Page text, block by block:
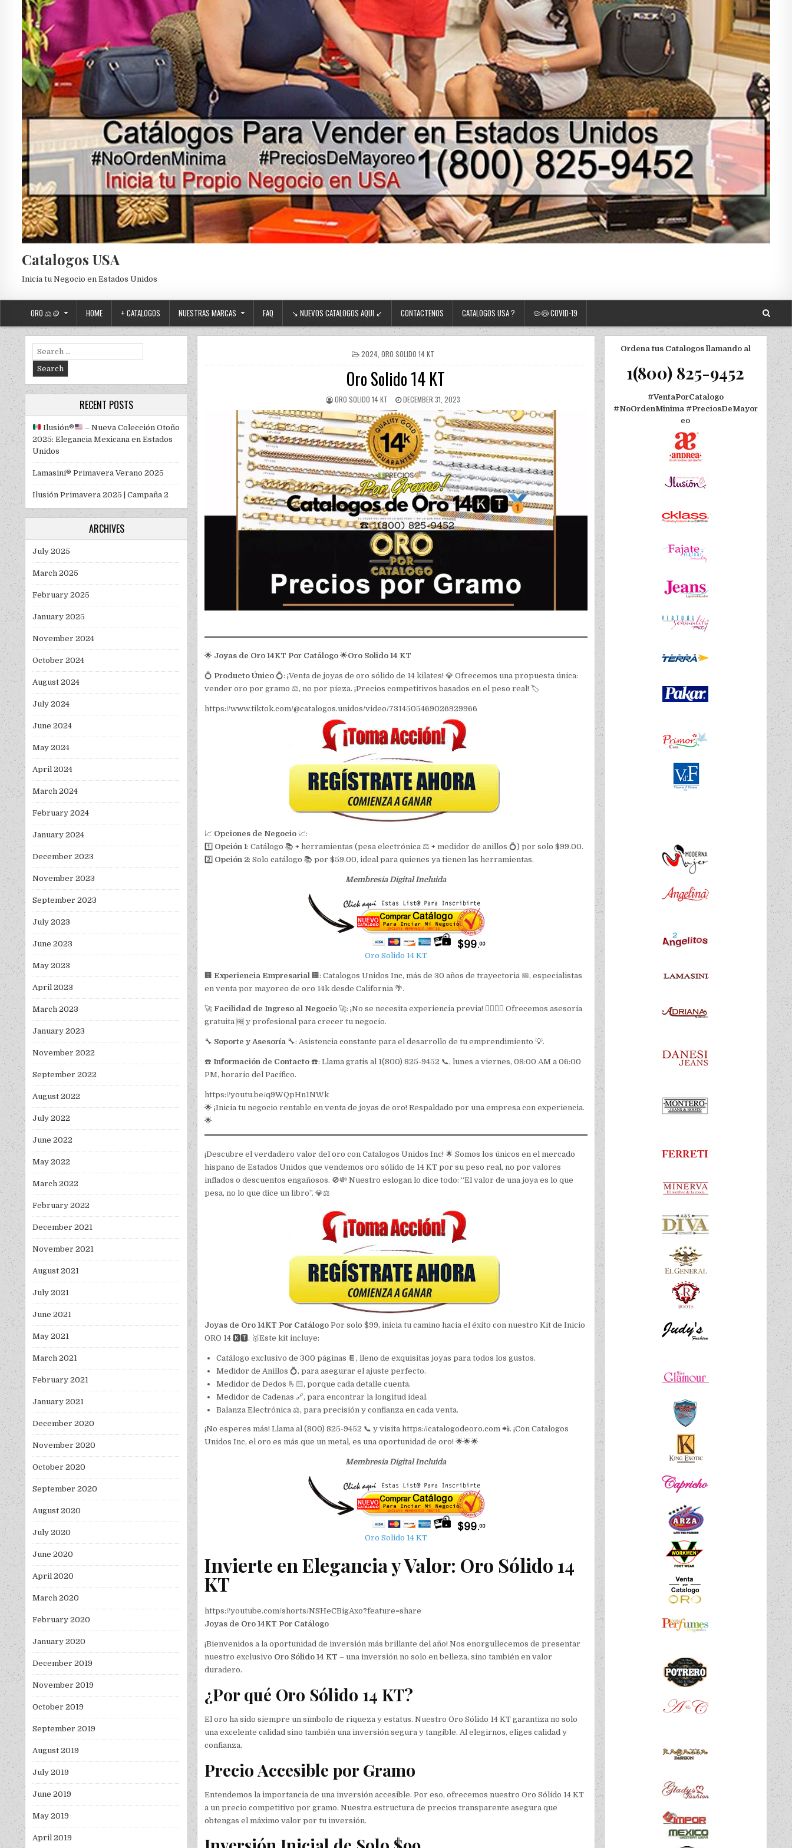
Catalogos USA
Inicia tu Negocio en Estados Unidos
ORO ⚖️🪙 HOME + CATALOGOS NUESTRAS MARCAS FAQ ↘ NUEVOS CATALOGOS AQUI ↙ CONTACTENOS CATALOGOS USA ? 🦠😷 COVID-19
POSTED IN
2024, ORO SOLIDO 14 KT
Oro Solido 14 KT
AUTHOR:
ORO SOLIDO 14 KT PUBLISHED DATE:
DECEMBER 31, 2023
🌟 Joyas de Oro 14KT Por Catálogo 🌟Oro Solido 14 KT
💍 Producto Único 💍: ¡Venta de joyas de oro sólido de 14 kilates! 💎 Ofrecemos una propuesta única:
vender oro por gramo ⚖️, no por pieza. ¡Precios competitivos basados en el peso real! 🏷️
https://www.tiktok.com/@catalogos.unidos/video/7314505469026929966
📈 Opciones de Negocio 📈:
1️⃣ Opción 1: Catálogo 📚 + herramientas (pesa electrónica ⚖️ + medidor de anillos 💍) por solo $99.00.
2️⃣ Opción 2: Solo catálogo 📚 por $59.00, ideal para quienes ya tienen las herramientas.
Membresia Digital Incluida
Oro Solido 14 KT
🏢Experiencia Empresarial 🏢: Catalogos Unidos Inc, más de 30 años de trayectoria 📅, especialistas
en venta por mayoreo de oro 14k desde California 🌴.
🚀Facilidad de Ingreso al Negocio 🚀: ¡No se necesita experiencia previa! 🙅‍♀️🙅‍♂️ Ofrecemos asesoría
gratuita 🆓 y profesional para crecer tu negocio.
🔧 Soporte y Asesoría 🔧: Asistencia constante para el desarrollo de tu emprendimiento 💡.
☎️Información de Contacto ☎️: Llama gratis al 1(800) 825-9452 📞, lunes a viernes, 08:00 AM a 06:00
PM, horario del Pacífico.
https://youtu.be/q9WQpHn1NWk
🌟 ¡Inicia tu negocio rentable en venta de joyas de oro! Respaldado por una empresa con experiencia.
🌟
¡Descubre el verdadero valor del oro con Catalogos Unidos Inc! 🌟 Somos los únicos en el mercado
hispano de Estados Unidos que vendemos oro sólido de 14 KT por su peso real, no por valores
inflados o descuentos engañosos. 🚫💸 Nuestro eslogan lo dice todo: “El valor de una joya es lo que
pesa, no lo que dice un libro”. 💎⚖️
Joyas de Oro 14KT Por Catálogo Por solo $99, inicia tu camino hacia el éxito con nuestro Kit de Inicio
ORO 14 🅺🆃. 🥇Este kit incluye:
Catálogo exclusivo de 300 páginas 📔, lleno de exquisitas joyas para todos los gustos.
Medidor de Anillos 💍, para asegurar el ajuste perfecto.
Medidor de Dedos 🫰🏻, porque cada detalle cuenta.
Medidor de Cadenas 🔗, para encontrar la longitud ideal.
Balanza Electrónica ⚖, para precisión y confianza en cada venta.
¡No esperes más! Llama al (800) 825-9452 📞 y visita https://catalogodeoro.com 📲. ¡Con Catalogos
Unidos Inc, el oro es más que un metal, es una oportunidad de oro! 🌟🌟🌟
Membresia Digital Incluida
Oro Solido 14 KT
Invierte en Elegancia y Valor: Oro Sólido 14
KT
https://youtube.com/shorts/NSHeCBigAxo?feature=share
Joyas de Oro 14KT Por Catálogo
¡Bienvenidos a la oportunidad de inversión más brillante del año! Nos enorgullecemos de presentar
nuestro exclusivo Oro Sólido 14 KT – una inversión no solo en belleza, sino también en valor
duradero.
¿Por qué Oro Sólido 14 KT?
El oro ha sido siempre un símbolo de riqueza y estatus. Nuestro Oro Sólido 14 KT garantiza no solo
una excelente calidad sino también una inversión segura y tangible. Al elegirnos, eliges calidad y
confianza.
Precio Accesible por Gramo
Entendemos la importancia de una inversión accesible. Por eso, ofrecemos nuestro Oro Sólido 14 KT
a un precio competitivo por gramo. Nuestra estructura de precios transparente asegura que
obtengas el máximo valor por tu inversión.
Search for:
RECENT POSTS
Ilusión®️
– Nueva Colección Otoño
2025: Elegancia Mexicana en Estados
Unidos
Lamasini® Primavera Verano 2025
Ilusión Primavera 2025 | Campaña 2
ARCHIVES
July 2025
March 2025
February 2025
January 2025
November 2024
October 2024
August 2024
July 2024
June 2024
May 2024
April 2024
March 2024
February 2024
January 2024
December 2023
November 2023
September 2023
July 2023
June 2023
May 2023
April 2023
March 2023
January 2023
November 2022
September 2022
August 2022
July 2022
June 2022
May 2022
March 2022
February 2022
December 2021
November 2021
August 2021
July 2021
June 2021
May 2021
March 2021
February 2021
January 2021
December 2020
November 2020
October 2020
September 2020
August 2020
July 2020
June 2020
April 2020
March 2020
February 2020
January 2020
December 2019
November 2019
October 2019
September 2019
August 2019
July 2019
June 2019
May 2019
April 2019
Ordena tus Catalogos llamando al
1(800) 825-9452
#VentaPorCatalogo
#NoOrdenMinima #PreciosDeMayor
eo